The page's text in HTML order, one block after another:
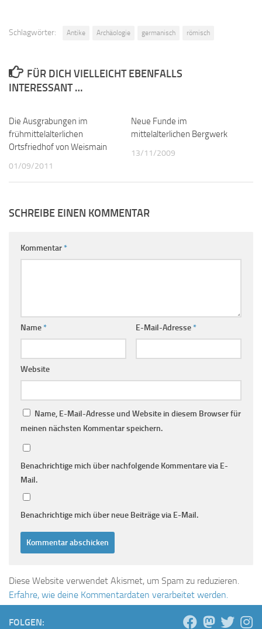
Schlagwörter: Antike Archäologie germanisch römisch
FÜR DICH VIELLEICHT EBENFALLS
INTERESSANT …
Die Ausgrabungen im
frühmittelalterlichen
Ortsfriedhof von Weismain
01/09/2011
Neue Funde im
mittelalterlichen Bergwerk
13/11/2009
SCHREIBE EINEN KOMMENTAR
Kommentar*
Name* E-Mail-Adresse*
Website
Name, E-Mail-Adresse und Website in diesem Browser für
meinen nächsten Kommentar speichern.
Benachrichtige mich über nachfolgende Kommentare via E-
Mail.
Benachrichtige mich über neue Beiträge via E-Mail.
Diese Website verwendet Akismet, um Spam zu reduzieren.
Erfahre, wie deine Kommentardaten verarbeitet werden.
FOLGEN: